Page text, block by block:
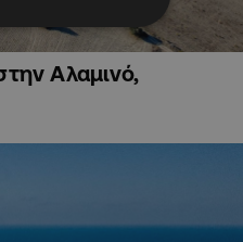
Αλαμινό,